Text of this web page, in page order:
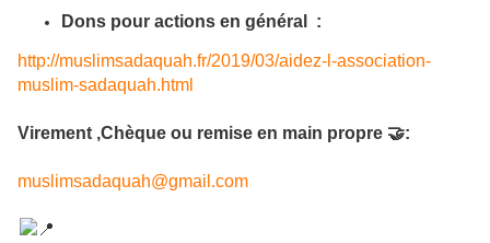
Dons pour actions en général :
http://muslimsadaquah.fr/2019/03/aidez-l-association-
muslim-sadaquah.html
Virement ,Chèque ou remise en main propre 🤝:
muslimsadaquah@gmail.com